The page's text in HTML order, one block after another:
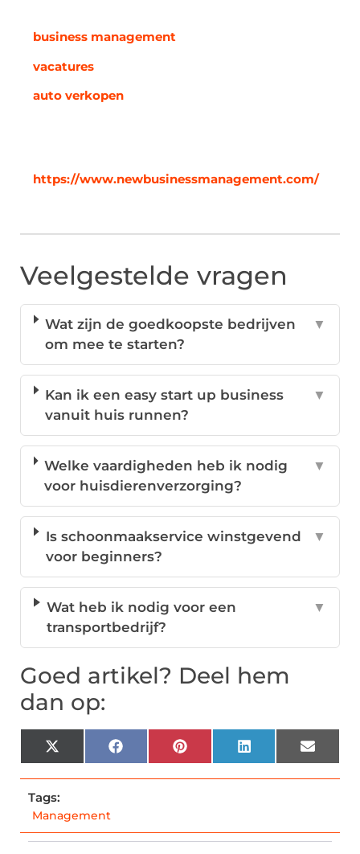
business management
vacatures
auto verkopen
https://www.newbusinessmanagement.com/
Veelgestelde vragen
Wat zijn de goedkoopste bedrijven
om mee te starten?
▼
Kan ik een easy start up business
vanuit huis runnen?
▼
Welke vaardigheden heb ik nodig
voor huisdierenverzorging?
▼
Is schoonmaakservice winstgevend
voor beginners?
▼
Wat heb ik nodig voor een
transportbedrijf?
▼
Goed artikel? Deel hem
dan op:
X
(Twitter)
FacebookPinterestLinkedInEmail
Tags:
Management